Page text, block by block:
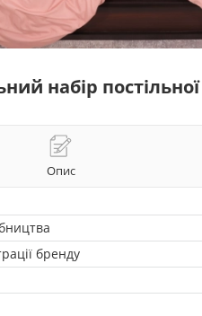
набір
Опис
бренду